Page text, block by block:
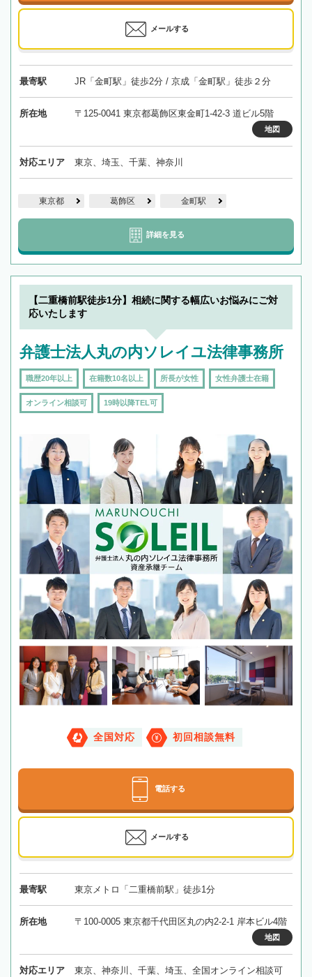
メールする
最寄駅 JR「金町駅」徒歩2分 / 京成「金町駅」徒歩２分
所在地 〒125-0041 東京都葛飾区東金町1-42-3 道ビル5階
地図
対応エリア 東京、埼玉、千葉、神奈川
東京都 葛飾区 金町駅
詳細を見る
【二重橋前駅徒歩1分】相続に関する幅広いお悩みにご対
応いたします
弁護士法人丸の内ソレイユ法律事務所
職歴20年以上 在籍数10名以上 所長が女性 女性弁護士在籍
オンライン相談可 19時以降TEL可
全国対応 初回相談無料
電話する
メールする
最寄駅 東京メトロ「二重橋前駅」徒歩1分
所在地 〒100-0005 東京都千代田区丸の内2-2-1 岸本ビル4階
地図
対応エリア 東京、神奈川、千葉、埼玉、全国オンライン相談可